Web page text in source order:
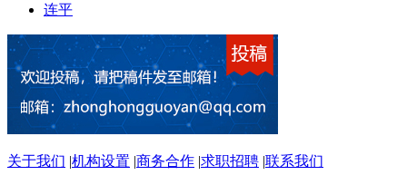
连平
关于我们 |机构设置 |商务合作 |求职招聘 |联系我们